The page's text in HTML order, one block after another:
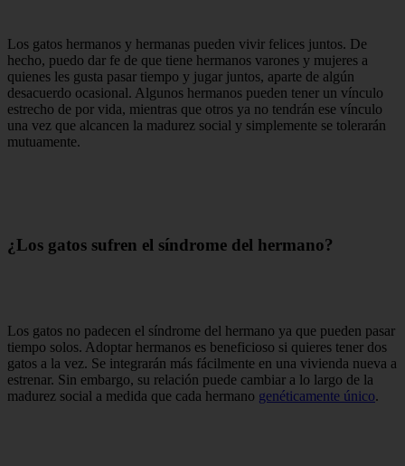
Los gatos hermanos y hermanas pueden vivir felices juntos. De
hecho, puedo dar fe de que tiene hermanos varones y mujeres a
quienes les gusta pasar tiempo y jugar juntos, aparte de algún
desacuerdo ocasional. Algunos hermanos pueden tener un vínculo
estrecho de por vida, mientras que otros ya no tendrán ese vínculo
una vez que alcancen la madurez social y simplemente se tolerarán
mutuamente.
¿Los gatos sufren el síndrome del hermano?
Los gatos no padecen el síndrome del hermano ya que pueden pasar
tiempo solos. Adoptar hermanos es beneficioso si quieres tener dos
gatos a la vez. Se integrarán más fácilmente en una vivienda nueva a
estrenar. Sin embargo, su relación puede cambiar a lo largo de la
madurez social a medida que cada hermano genéticamente único.